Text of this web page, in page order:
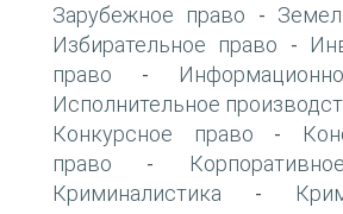
Зарубежное право -
Избирательное право -
право -
Исполнительное
Конкурсное право -
право -
Криминалистика -